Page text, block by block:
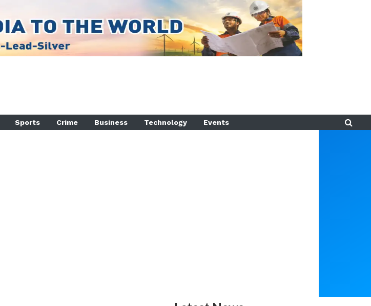
Sports Crime Business Technology Events